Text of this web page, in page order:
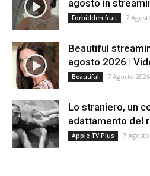
agosto in
Forbidden fruit 7
Beautiful
agosto 2026 |
Beautiful 7 Agosto 2026
Lo straniero, un
adattamento del
Apple TV Plus 7